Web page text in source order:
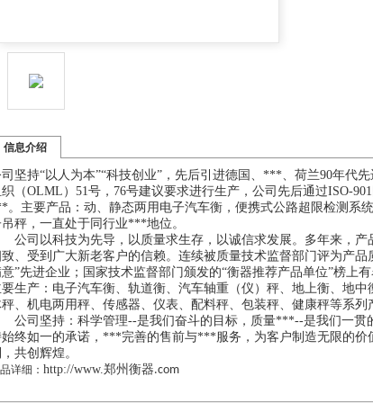
信息介绍
坚持“以人为本”“科技创业”，先后引进德国、***、荷兰90年代
（OLML）51号，76号建议要求进行生产，公司先后通过ISO-
。主要产品：动、静态两用电子汽车衡，便携式公路超限检测系
秤，一直处于同行业***地位。
司以科技为先导，以质量求生存，以诚信求发展。多年来，产
、受到广大新老客户的信赖。连续被质量技术监督部门评为产
”先进企业；国家技术监督部门颁发的“衡器推荐产品单位”榜上有
生产：电子汽车衡、轨道衡、汽车轴重（仪）秤、地上衡、地
、机电两用秤、传感器、仪表、配料秤、包装秤、健康秤等系列
司坚持：科学管理--是我们奋斗的目标，质量***--是我们一贯
终如一的承诺，***完善的售前与***服务，为客户制造无限的价
共创辉煌。
详细： http://www.郑州衡器.com